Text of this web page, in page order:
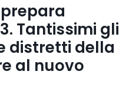
prepara
Tantissimi gli
distretti della
al nuovo